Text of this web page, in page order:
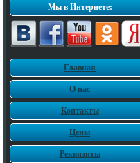
Мы в Интернете:
Главная
О нас
Контакты
Цены
Реквизиты